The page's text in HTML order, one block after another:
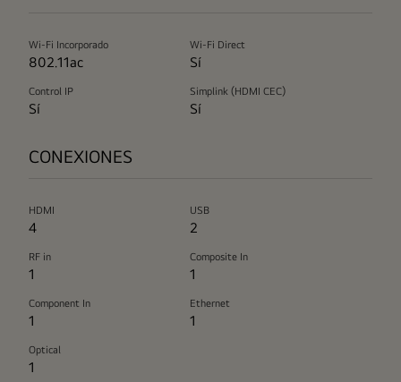
Wi-Fi Incorporado
802.11ac
Wi-Fi Direct
Sí
Control IP
Sí
Simplink (HDMI CEC)
Sí
CONEXIONES
HDMI
4
USB
2
RF in
1
Composite In
1
Component In
1
Ethernet
1
Optical
1